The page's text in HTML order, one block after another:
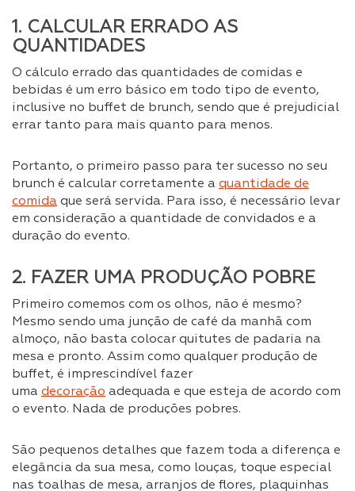
1. CALCULAR ERRADO AS
QUANTIDADES
O cálculo errado das quantidades de comidas e
bebidas é um erro básico em todo tipo de evento,
inclusive no buffet de brunch, sendo que é prejudicial
errar tanto para mais quanto para menos.
Portanto, o primeiro passo para ter sucesso no seu
brunch é calcular corretamente a quantidade de
comida que será servida. Para isso, é necessário levar
em consideração a quantidade de convidados e a
duração do evento.
2. FAZER UMA PRODUÇÃO POBRE
Primeiro comemos com os olhos, não é mesmo?
Mesmo sendo uma junção de café da manhã com
almoço, não basta colocar quitutes de padaria na
mesa e pronto. Assim como qualquer produção de
buffet, é imprescindível fazer
uma decoração adequada e que esteja de acordo com
o evento. Nada de produções pobres.
São pequenos detalhes que fazem toda a diferença e
elegância da sua mesa, como louças, toque especial
nas toalhas de mesa, arranjos de flores, plaquinhas